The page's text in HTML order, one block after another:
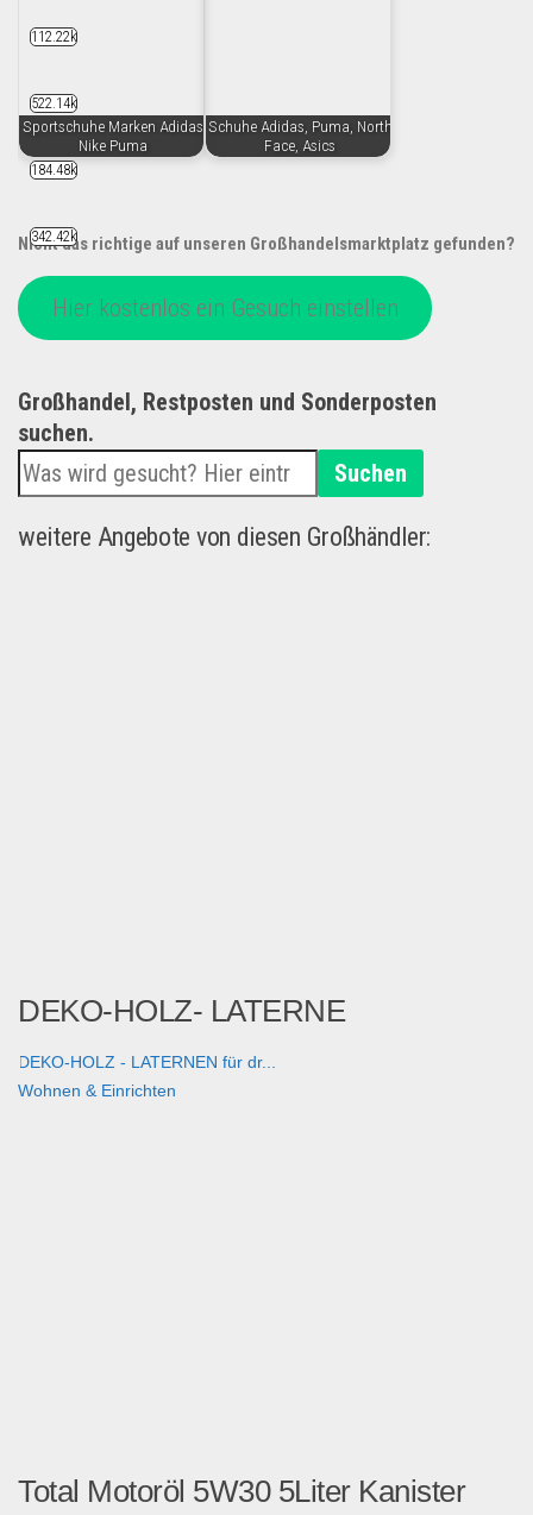
Sportschuhe Marken Adidas
Nike Puma
Schuhe Adidas, Puma, North
Face, Asics
Nicht das richtige auf unseren Großhandelsmarktplatz gefunden?
Hier kostenlos ein Gesuch einstellen
Großhandel, Restposten und Sonderposten
suchen.
Suchen
weitere Angebote von diesen Großhändler:
DEKO-HOLZ- LATERNE
DEKO-HOLZ - LATERNEN für dr...
Wohnen & Einrichten
Total Motoröl 5W30 5Liter Kanister
112.22k
522.14k
184.48k
342.42k